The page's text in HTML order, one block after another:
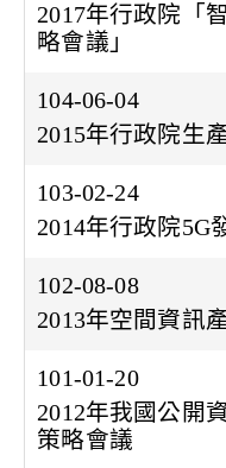
2017年行政院「
略會議」
104-06-04
2015年行政院生
103-02-24
2014年行政院5G
102-08-08
2013年空間資訊
101-01-20
2012年我國公開
策略會議